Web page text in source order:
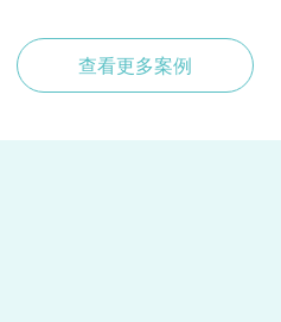
查看更多案例